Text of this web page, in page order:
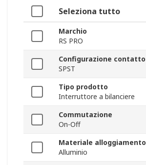
Seleziona tutto
Marchio
RS PRO
Configurazione contatto
SPST
Tipo prodotto
Interruttore a bilanciere
Commutazione
On-Off
Materiale alloggiamento
Alluminio